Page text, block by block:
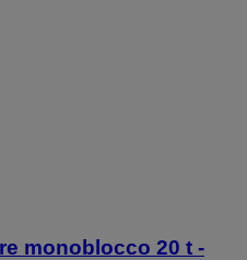
monoblocco 20 t -